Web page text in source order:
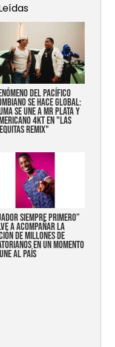
DEL PACÍFICO
SE HACE GLOBAL:
SE UNE A MR PLATA Y
4KT EN "LAS
REMIX"
siempre primero”
a acompañar la
de millones de
en un momento
al país